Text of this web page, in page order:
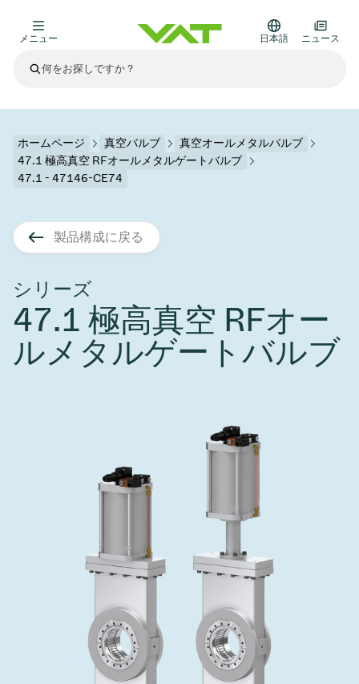
ニュース
9月 17, 2026 イベント情報
Semicon India 2026で精密技術を追求
9月 2,
日本語
メニュー
真空バルブ
真空コントロールバルブ
真空アイソレーションバルブ
真空ゲートバルブ
真空アングルバルブ、インラインバルブ、シリンダーバル
真空振り子式バルブ
3ポジションバルブ
バキュームチェックバルブ
緊急遮断/ビームストッパーバルブ
フランジコネクタとガスケット
VATエッジ溶接メタルベローズ
真空モジュール
かいけつさく
半導体製造
プロセスコントロールとアイソレーション
基板搬送
サブファブシステム
ディスプレイ製造
ディスプレイのドライエッチング
スパッタリング
薄膜封止(CVD)
OLEDのインクジェット印刷
科学機器と医学
医療・医薬品分野
コーティング
真空炉
真空輸送
バッテリー製造
医薬品の凍結乾燥
太陽電池薄膜の蒸着
サブファブシステム
宇宙シミュレーション
高エネルギー物理学
製品サービス
アップグレード＆レトロフィットソリューション
スペアパーツ
標準修理サービス
固定価格修理サービス
企業責任
インベストリレーションズ
Financial reports
Presentations
Shares and debt
コーポレートガバナンス
Analyst coverage
News services
ホームページ 真空バルブ
真空オールメタルバルブ
47.1 極高真空 RFオールメタルゲートバルブ
47.1 - 47146-CE74
製品構成に戻る
シリーズ
47.1 極高真空 RFオー
ルメタルゲートバルブ